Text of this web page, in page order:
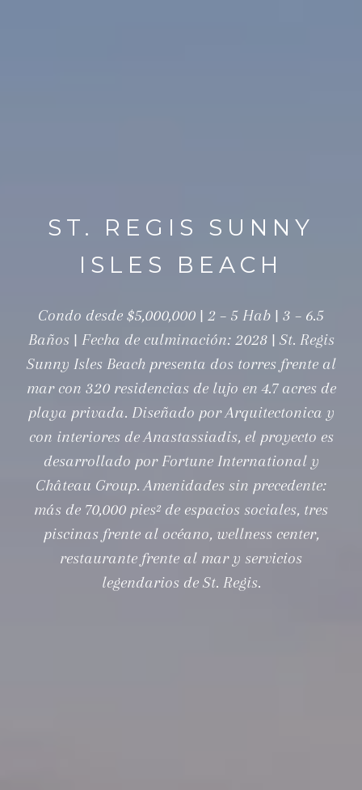
ST. REGIS SUNNY
ISLES BEACH
Condo desde $5,000,000 | 2 – 5 Hab | 3 – 6.5
Baños | Fecha de culminación: 2028 | St. Regis
Sunny Isles Beach presenta dos torres frente al
mar con 320 residencias de lujo en 4.7 acres de
playa privada. Diseñado por Arquitectonica y
con interiores de Anastassiadis, el proyecto es
desarrollado por Fortune International y
Château Group. Amenidades sin precedente:
más de 70,000 pies² de espacios sociales, tres
piscinas frente al océano, wellness center,
restaurante frente al mar y servicios
legendarios de St. Regis.